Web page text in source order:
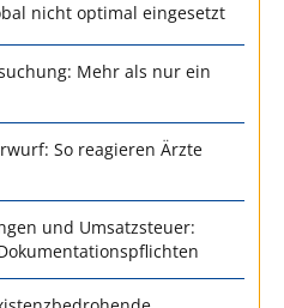
nicht optimal eingesetzt
Mehr als nur ein
So reagieren Ärzte
und Umsatzsteuer: